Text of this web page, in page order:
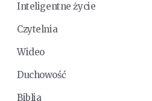
Inteligentne życie
Czytelnia
Wideo
Duchowość
Biblia